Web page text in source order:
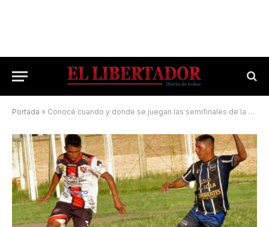
Portada » Conocé cuando y donde se juegan las semifinales de la Copa de la Liga Correntina